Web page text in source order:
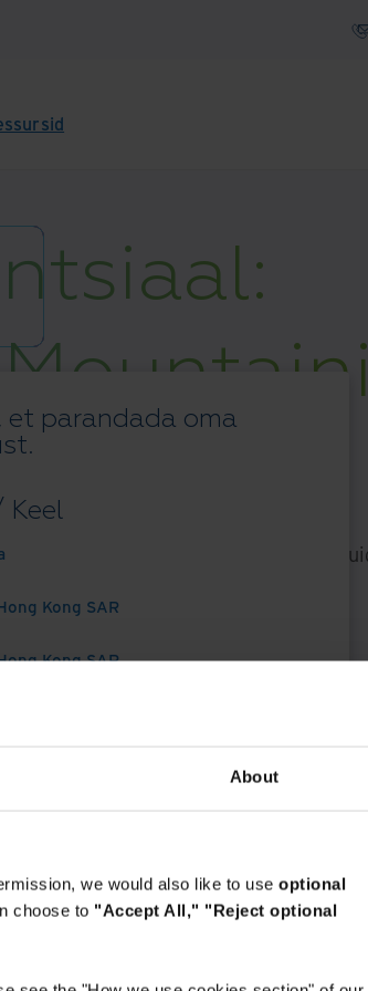
About
we would also like to use optional
choose to "Accept All," "Reject optional
et parandada oma
Keel
Kong SAR
Kong SAR
allikatele, et teada saada,
kogu selle ökosüsteemis.
rolli